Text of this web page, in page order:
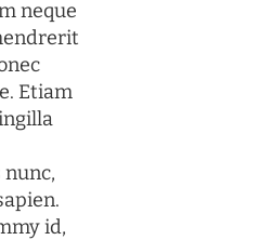
neque
Etiam
nunc,
id,